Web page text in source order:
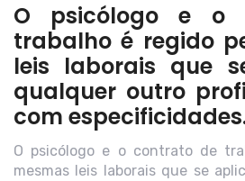
O psicólogo e o
trabalho é regido
leis laborais que
qualquer outro
com
O psicólogo e o contrato de
mesmas leis laborais que se